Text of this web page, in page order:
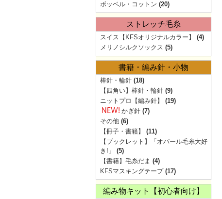
ボッベル・コットン (20)
ストレッチ毛糸
スイス【KFSオリジナルカラー】
(4)
メリノシルクソックス (5)
書籍・編み針・小物
棒針・輪針 (18)
【四角い】棒針・輪針 (9)
ニットプロ【編み針】
(19)
かぎ針 (7)
その他 (6)
【冊子・書籍】
(11)
【ブックレット】「オパール毛糸大好
き!」
(5)
【書籍】毛糸だま (4)
KFSマスキングテープ(17)
編み物キット【初心者向け】